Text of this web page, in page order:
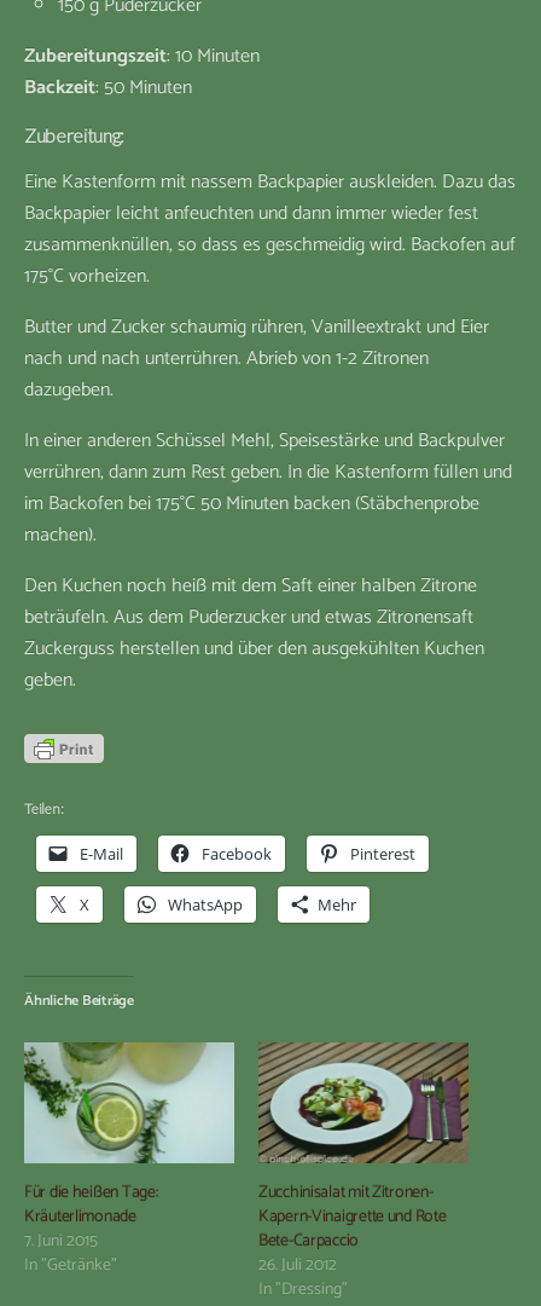
Zubereitungszeit: 10 Minuten
Backzeit: 50 Minuten
Zubereitung:
Eine Kastenform mit nassem Backpapier auskleiden. Dazu das
Backpapier leicht anfeuchten und dann immer wieder fest
zusammenknüllen, so dass es geschmeidig wird. Backofen auf
175°C vorheizen.
Butter und Zucker schaumig rühren, Vanilleextrakt und Eier
nach und nach unterrühren. Abrieb von 1-2 Zitronen
dazugeben.
In einer anderen Schüssel Mehl, Speisestärke und Backpulver
verrühren, dann zum Rest geben. In die Kastenform füllen und
im Backofen bei 175°C 50 Minuten backen (Stäbchenprobe
machen).
Den Kuchen noch heiß mit dem Saft einer halben Zitrone
beträufeln. Aus dem Puderzucker und etwas Zitronensaft
Zuckerguss herstellen und über den ausgekühlten Kuchen
geben.
Teilen:
E-Mail Facebook Pinterest
X WhatsApp Mehr
Ähnliche Beiträge
Für die heißen Tage:
Kräuterlimonade
7. Juni 2015
In "Getränke"
Zucchinisalat mit Zitronen-
Kapern-Vinaigrette und Rote
Bete-Carpaccio
26. Juli 2012
In "Dressing"